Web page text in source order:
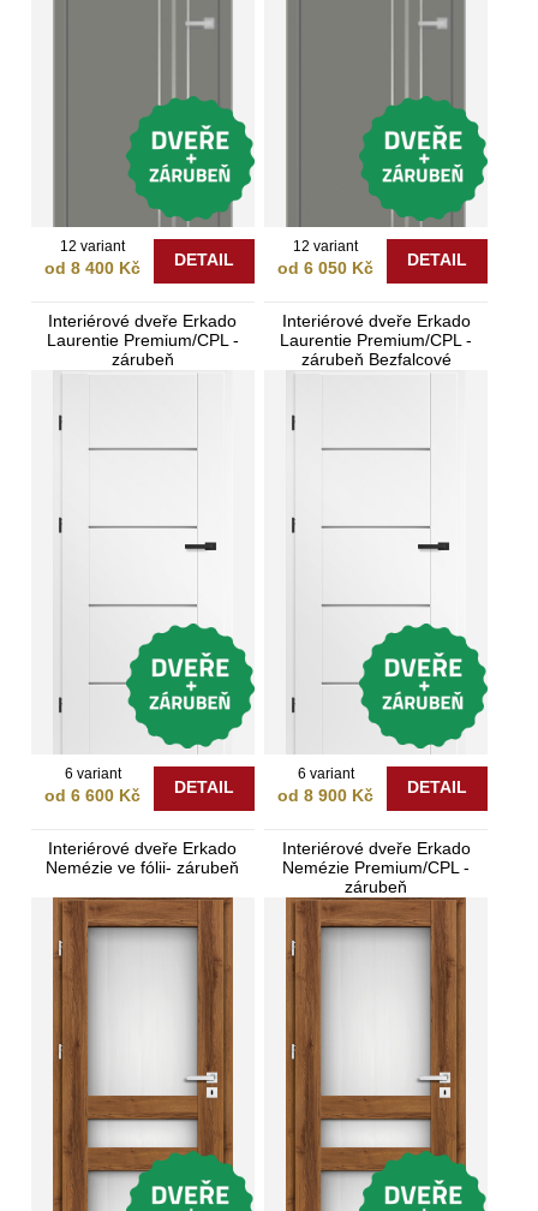
12 variant
od 8 400 Kč DETAIL
12 variant
od 6 050 Kč DETAIL
Interiérové dveře Erkado
Laurentie Premium/CPL -
zárubeň
6 variant
od 6 600 Kč DETAIL
Interiérové dveře Erkado
Laurentie Premium/CPL -
zárubeň Bezfalcové
6 variant
od 8 900 Kč DETAIL
Interiérové dveře Erkado
Nemézie ve fólii- zárubeň
Interiérové dveře Erkado
Nemézie Premium/CPL -
zárubeň